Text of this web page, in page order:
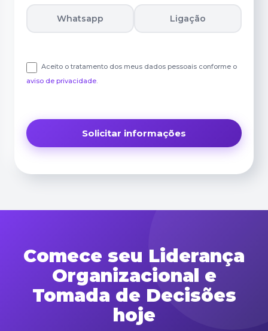
Whatsapp Ligação
Aceito o tratamento dos meus dados pessoais conforme o
aviso de privacidade.
Comece seu Liderança
Organizacional e
Tomada de Decisões
hoje